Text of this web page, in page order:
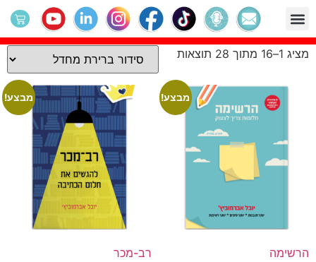
ספרים
מציג 1–16 מתוך 28 תוצאות
מבצע!
הרשימה
מבצע!
רב-מכר